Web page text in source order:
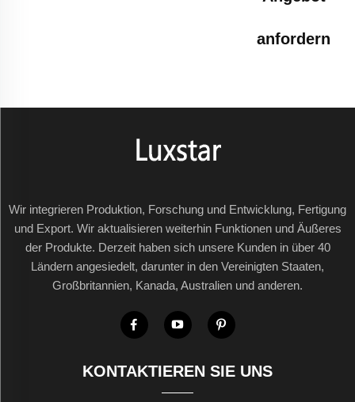
anfordern
Wir integrieren Produktion, Forschung und Entwicklung, Fertigung
und Export. Wir aktualisieren weiterhin Funktionen und Äußeres
der Produkte. Derzeit haben sich unsere Kunden in über 40
Ländern angesiedelt, darunter in den Vereinigten Staaten,
Großbritannien, Kanada, Australien und anderen.
KONTAKTIEREN SIE UNS